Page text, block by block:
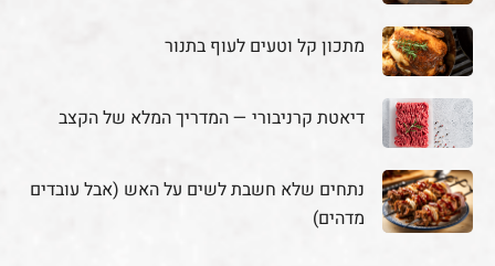
מתכון קל וטעים לעוף בתנור
דיאטת קרניבורי — המדריך המלא של הקצב
נתחים שלא חשבת לשים על האש (אבל עובדים
מדהים)